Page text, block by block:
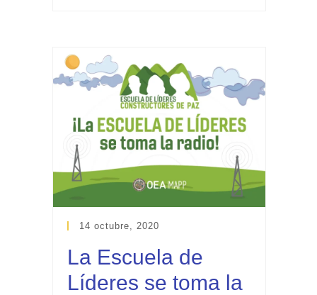
14 octubre, 2020
La Escuela de
Líderes se toma la